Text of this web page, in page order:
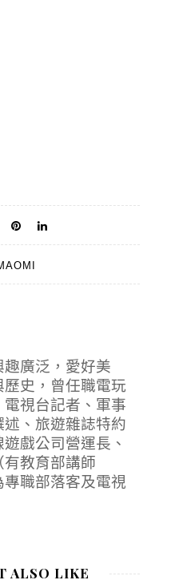
趣廣泛，愛好美
歷史，曾任職電玩
電視台記者、軍事
述、旅遊雜誌特約
戲公司營運長、
有教育部講師
專職部落客及電視
ALSO LIKE